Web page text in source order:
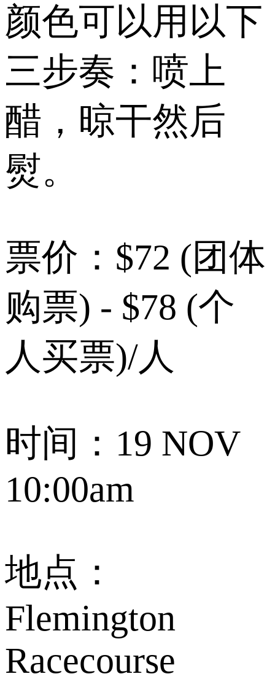
颜色可以用以下
三步奏：喷上
醋，晾干然后
熨。
票价：$72 (团体
购票) - $78 (个
人买票)/人
时间：19 NOV
10:00am
地点：
Flemington
Racecourse